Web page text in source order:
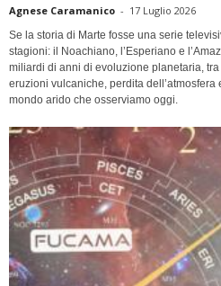
Agnese Caramanico - 17 Luglio 2026
Se la storia di Marte fosse una serie
stagioni: il Noachiano, l’Esperiano e
miliardi di anni di evoluzione planetaria,
eruzioni vulcaniche, perdita dell’atmosfera
mondo arido che osserviamo oggi.